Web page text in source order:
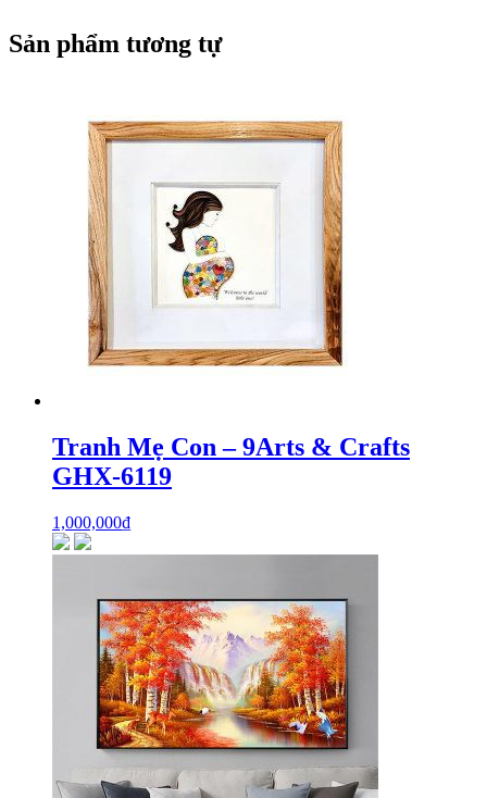
Sản phẩm tương tự
Tranh Mẹ Con – 9Arts & Crafts
GHX-6119
1,000,000₫